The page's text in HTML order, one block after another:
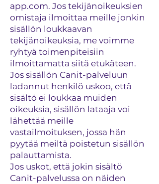
app.com. Jos tekijänoikeuksien
omistaja ilmoittaa meille jonkin
sisällön loukkaavan
tekijänoikeuksia, me voimme
ryhtyä toimenpiteisiin
ilmoittamatta siitä etukäteen.
Jos sisällön Canit-palveluun
ladannut henkilö uskoo, että
sisältö ei loukkaa muiden
oikeuksia, sisällön lataaja voi
lähettää meille
vastailmoituksen, jossa hän
pyytää meiltä poistetun sisällön
palauttamista.
Jos uskot, että jokin sisältö
Canit-palvelussa on näiden